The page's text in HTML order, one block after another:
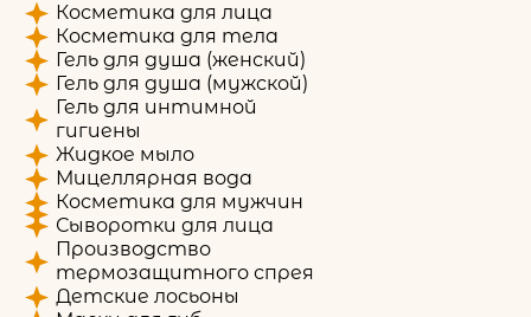
Косметика для лица
Косметика для тела
Гель для душа (женский)
Гель для душа (мужской)
Гель для интимной
гигиены
Жидкое мыло
Мицеллярная вода
Косметика для мужчин
Сыворотки для лица
Производство
термозащитного спрея
Детские лосьоны